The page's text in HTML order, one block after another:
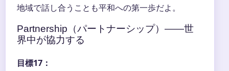
地域で話し合うことも平和への第一歩だよ。
Partnership（パートナーシップ）――世
界中が協力する
目標17：